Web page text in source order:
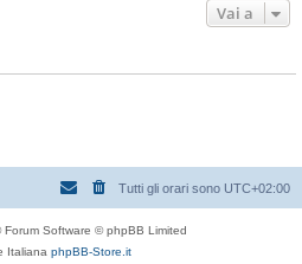
Vai a
Tutti gli orari sono UTC+02:00
Forum Software © phpBB Limited
Italiana phpBB-Store.it